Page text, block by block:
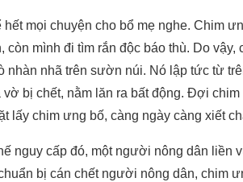
mọi chuyện cho bổ mẹ nghe. Chim
mình đi tìm rắn độc báo thù. Do vậy,
nhàn nhã trên sườn núi. Nó lập tức từ
bị chết, nằm lăn ra bất động. Đợi
lấy chim ưng bố, càng ngày càng xiết
nguy cấp đó, một người nông dân liền
bị cán chết người nông dân, chim